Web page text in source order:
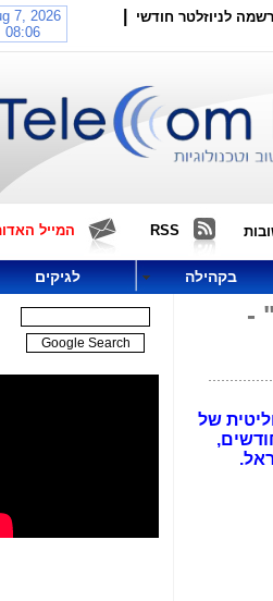
לניוזלטר חודשי
RSS המייל
בקהילה לגיקים
-
של
השר יועז הנדל ומפלגת "דרך ארץ", חיסלו את הרפורמה, שתוכננה אך לפני כ-3 חודשים,